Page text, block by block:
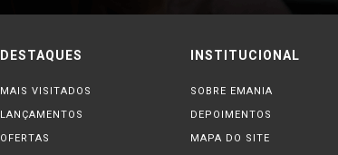
DESTAQUES
MAIS VISITADOS
LANÇAMENTOS
OFERTAS
INSTITUCIONAL
SOBRE EMANIA
DEPOIMENTOS
MAPA DO SITE